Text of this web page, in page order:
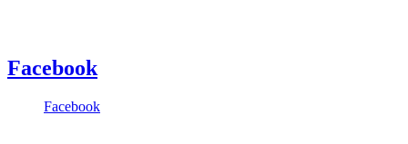
Facebook
Facebook